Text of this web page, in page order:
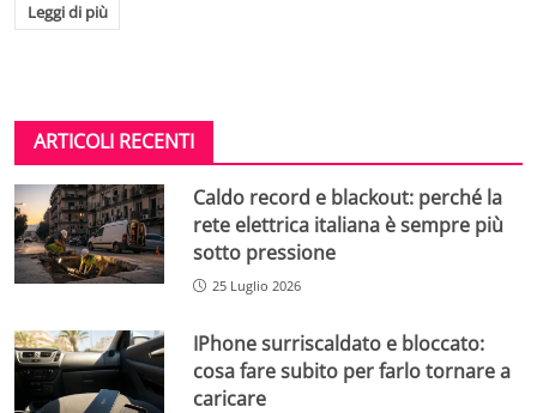
Leggi di più
ARTICOLI RECENTI
Caldo record e blackout: perché la
rete elettrica italiana è sempre più
sotto pressione
25 Luglio 2026
IPhone surriscaldato e bloccato:
cosa fare subito per farlo tornare a
caricare